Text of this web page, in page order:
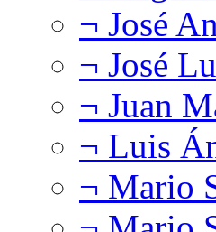
¬ José
¬ José
¬ Juan
¬ Luis
¬ Mario